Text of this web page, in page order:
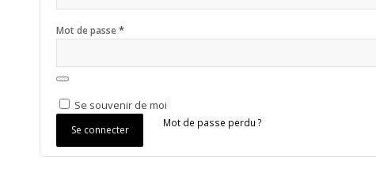
Mot de passe*
Se souvenir de moi
Se connecter
Mot de passe perdu ?